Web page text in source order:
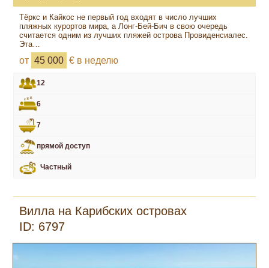
Тёркс и Кайкос не первый год входят в число лучших
пляжных курортов мира, а Лонг-Бей-Бич в свою очередь
считается одним из лучших пляжей острова Провиденсиалес.
Эта…
от 45 000 € в неделю
12
6
7
прямой доступ
Частный
Вилла на Карибских островах
ID: 6797